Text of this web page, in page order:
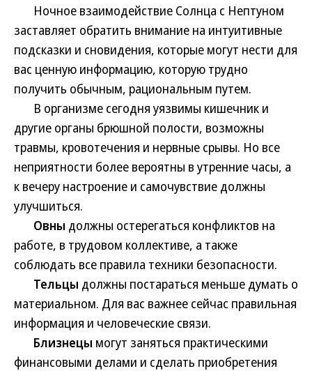
Ночное взаимодействие Солнца с Нептуном
заставляет обратить внимание на интуитивные
подсказки и сновидения, которые могут нести для
вас ценную информацию, которую трудно
получить обычным, рациональным путем.
В организме сегодня уязвимы кишечник и
другие органы брюшной полости, возможны
травмы, кровотечения и нервные срывы. Но все
неприятности более вероятны в утренние часы, а
к вечеру настроение и самочувствие должны
улучшиться.
Овны должны остерегаться конфликтов на
работе, в трудовом коллективе, а также
соблюдать все правила техники безопасности.
Тельцы должны постараться меньше думать о
материальном. Для вас важнее сейчас правильная
информация и человеческие связи.
Близнецы могут заняться практическими
финансовыми делами и сделать приобретения